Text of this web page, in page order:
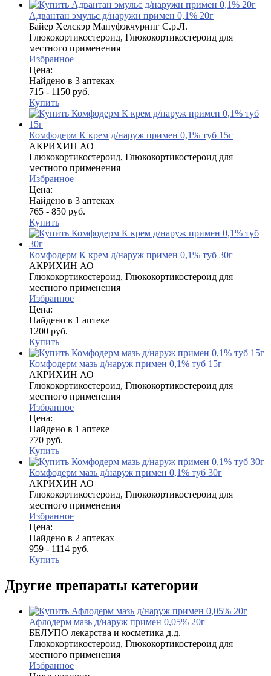
Адвантан эмульс д/наружн примен 0,1% 20г
Байер Хелскэр Мануфэкчуринг С.р.Л.
Глюкокортикостероид, Глюкокортикостероид для
местного применения
Избранное
Цена:
Найдено в 3 аптеках
715 - 1150 руб.
Купить
Комфодерм К крем д/наруж примен 0,1% туб 15г
АКРИХИН АО
Глюкокортикостероид, Глюкокортикостероид для
местного применения
Избранное
Цена:
Найдено в 3 аптеках
765 - 850 руб.
Купить
Комфодерм К крем д/наруж примен 0,1% туб 30г
АКРИХИН АО
Глюкокортикостероид, Глюкокортикостероид для
местного применения
Избранное
Цена:
Найдено в 1 аптеке
1200 руб.
Купить
Комфодерм мазь д/наруж примен 0,1% туб 15г
АКРИХИН АО
Глюкокортикостероид, Глюкокортикостероид для
местного применения
Избранное
Цена:
Найдено в 1 аптеке
770 руб.
Купить
Комфодерм мазь д/наруж примен 0,1% туб 30г
АКРИХИН АО
Глюкокортикостероид, Глюкокортикостероид для
местного применения
Избранное
Цена:
Найдено в 2 аптеках
959 - 1114 руб.
Купить
Другие препараты категории
Афлодерм мазь д/наруж примен 0,05% 20г
БЕЛУПО лекарства и косметика д.д.
Глюкокортикостероид, Глюкокортикостероид для
местного применения
Избранное